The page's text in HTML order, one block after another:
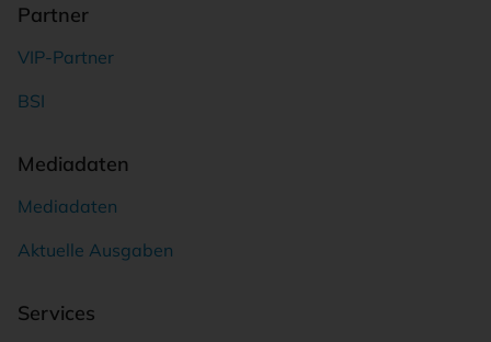
Partner
VIP-Partner
BSI
Mediadaten
Mediadaten
Aktuelle Ausgaben
Services